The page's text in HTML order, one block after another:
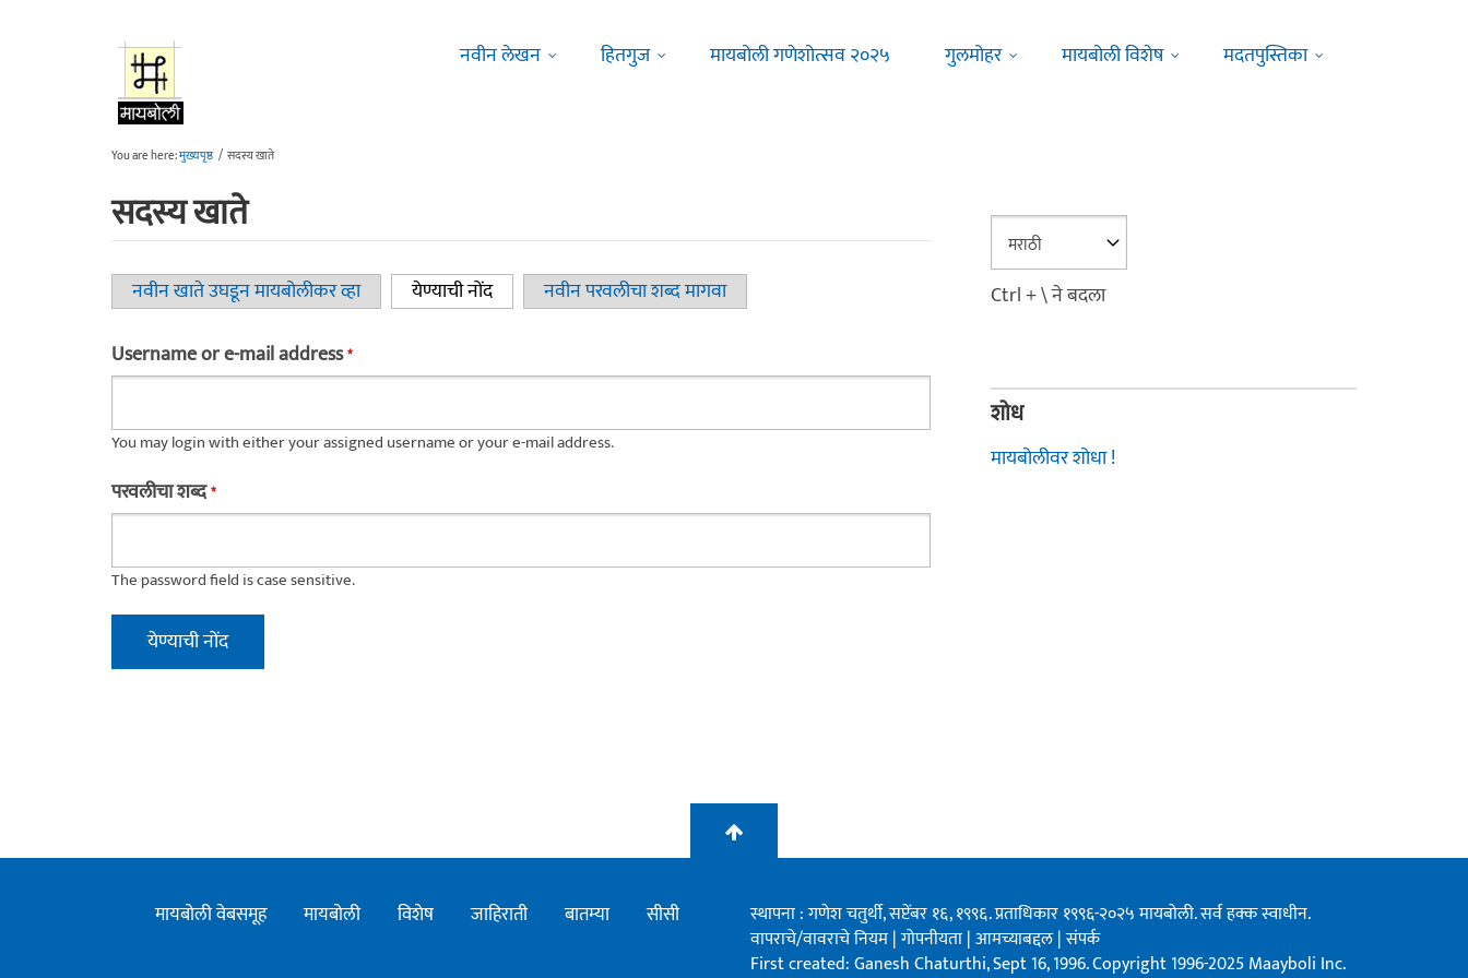
नवीन लेखन
हितगुज मायबोली गणेशोत्सव २०२५ गुलमोहर मायबोली विशेष मदतपुस्तिका
You are here:मुख्यपृष्ठ / सदस्य खाते
सदस्य खाते
Primary tabs
नवीन खाते उघडून मायबोलीकर व्हा येण्याची नोंद(active tab)नवीन परवलीचा शब्द मागवा
Username or e-mail address*
You may login with either your assigned username or your e-mail address.
परवलीचा शब्द*
The password field is case sensitive.
Ctrl + \ ने बदला
शोध
मायबोलीवर शोधा !
मायबोली वेबसमूह मायबोली विशेष जाहिराती बातम्या सीसी
स्थापना : गणेश चतुर्थी, सप्टेंबर १६, १९९६. प्रताधिकार १९९६-२०२५ मायबोली. सर्व हक्क स्वाधीन.
वापराचे/वावराचे नियम|गोपनीयता|आमच्याबद्दल|संपर्क
First created: Ganesh Chaturthi, Sept 16, 1996. Copyright 1996-2025 Maayboli Inc.